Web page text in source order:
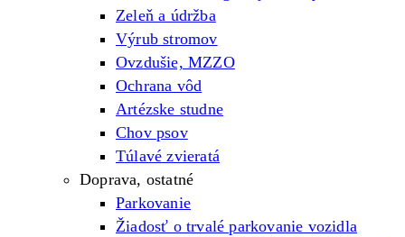
Zeleň a údržba
Výrub stromov
Ovzdušie, MZZO
Ochrana vôd
Artézske studne
Chov psov
Túlavé zvieratá
Doprava, ostatné
Parkovanie
Žiadosť o trvalé parkovanie vozidla